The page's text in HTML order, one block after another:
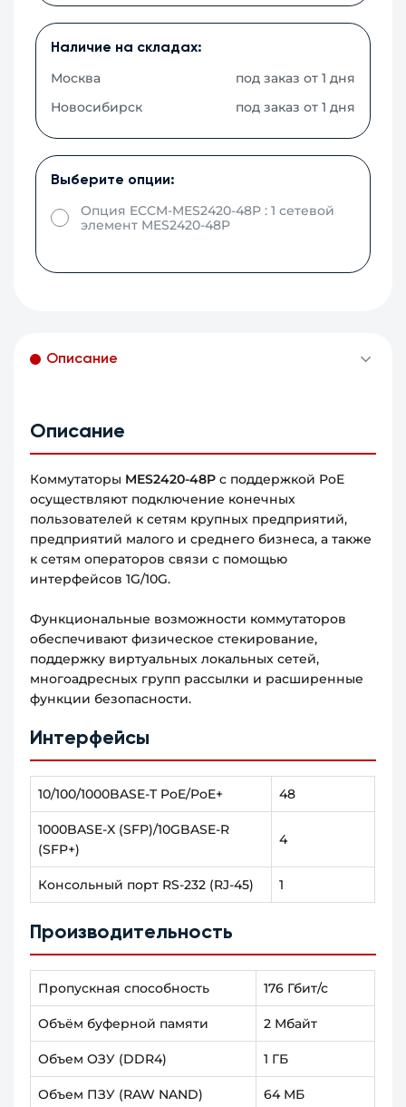
Наличие на складах:
Москва
под заказ от 1 дня
Новосибирск
под заказ от 1 дня
Выберите опции:
Опция ECCM-MES2420-48P : 1 сетевой
элемент MES2420-48P
Описание
Описание
Коммутаторы MES2420-48P c поддержкой PoE
осуществляют подключение конечных
пользователей к сетям крупных предприятий,
предприятий малого и среднего бизнеса, а также
к сетям операторов связи с помощью
интерфейсов 1G/10G.
Функциональные возможности коммутаторов
обеспечивают физическое стекирование,
поддержку виртуальных локальных сетей,
многоадресных групп рассылки и расширенные
функции безопасности.
Интерфейсы
10/100/1000BASE-T PoE/PoE+ 48
1000BASE-X (SFP)/10GBASE-R
(SFP+)
4
Консольный порт RS-232 (RJ-45) 1
Производительность
Пропускная способность 176 Гбит/с
Объём буферной памяти 2 Мбайт
Объем ОЗУ (DDR4) 1 ГБ
Объем ПЗУ (RAW NAND) 64 МБ